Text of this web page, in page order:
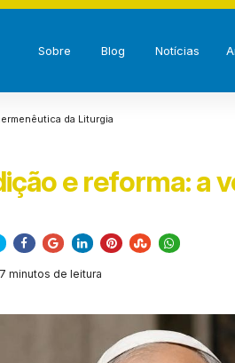
Sobre Blog Notícias
da Liturgia
e reforma: a
minutos de leitura